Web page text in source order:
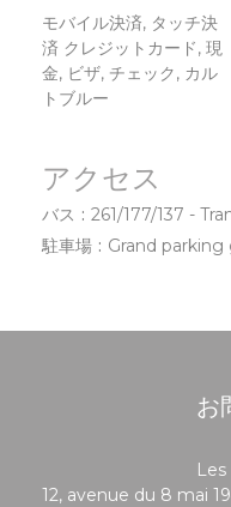
モバイル決済, タッチ決
済 クレジットカード, 現
金, ビザ, チェック, カル
トブルー
アクセス
バス
261/177/137 -
駐車場
Grand
お
12, avenue du 8 mai